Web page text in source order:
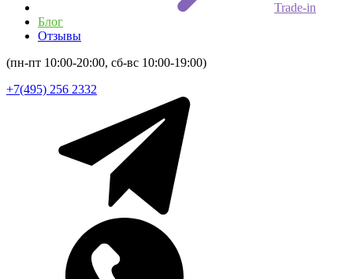
Trade-in
Блог
Отзывы
(пн-пт 10:00-20:00, сб-вс 10:00-19:00)
+7(495) 256 2332